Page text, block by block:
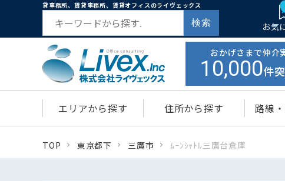
貸事務所、賃貸事務所、賃貸オフィスのライヴェックス
検索 お気
おかげさまで仲介
10,000件
エリアから探す 住所から探す 路線
TOP 東京都下 三鷹市 ﾑｰﾝｼｬﾄﾙ三鷹台倉庫